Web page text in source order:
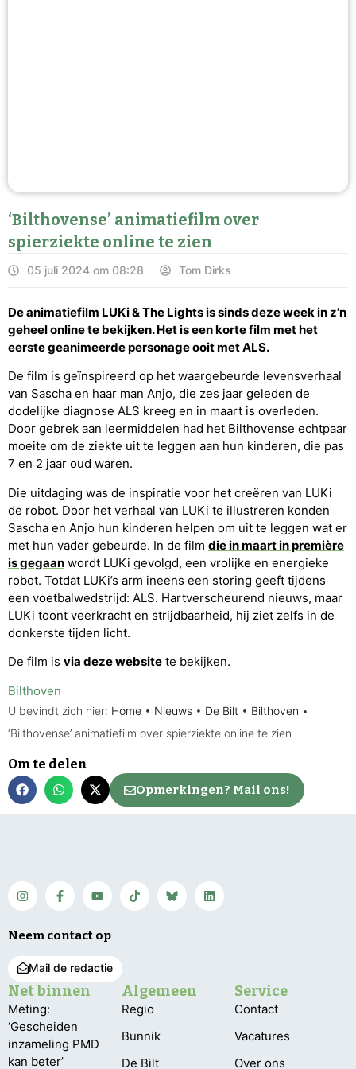
‘Bilthovense’ animatiefilm over
spierziekte online te zien
05 juli 2024 om 08:28 Tom Dirks
De animatiefilm LUKi & The Lights is sinds deze week in z’n
geheel online te bekijken. Het is een korte film met het
eerste geanimeerde personage ooit met ALS.
De film is geïnspireerd op het waargebeurde levensverhaal
van Sascha en haar man Anjo, die zes jaar geleden de
dodelijke diagnose ALS kreeg en in maart is overleden.
Door gebrek aan leermiddelen had het Bilthovense echtpaar
moeite om de ziekte uit te leggen aan hun kinderen, die pas
7 en 2 jaar oud waren.
Die uitdaging was de inspiratie voor het creëren van LUKi
de robot. Door het verhaal van LUKi te illustreren konden
Sascha en Anjo hun kinderen helpen om uit te leggen wat er
met hun vader gebeurde. In de film die in maart in première
is gegaan wordt LUKi gevolgd, een vrolijke en energieke
robot. Totdat LUKi’s arm ineens een storing geeft tijdens
een voetbalwedstrijd: ALS. Hartverscheurend nieuws, maar
LUKi toont veerkracht en strijdbaarheid, hij ziet zelfs in de
donkerste tijden licht.
De film is via deze website te bekijken.
Bilthoven
U bevindt zich hier: Home • Nieuws • De Bilt • Bilthoven •
‘Bilthovense’ animatiefilm over spierziekte online te zien
Om te delen
Opmerkingen? Mail ons!
Neem contact op
Mail de redactie
Net binnen
Meting:
‘Gescheiden
inzameling PMD
kan beter’
Algemeen
Regio
Bunnik
De Bilt
Service
Contact
Vacatures
Over ons